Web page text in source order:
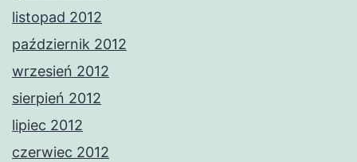
listopad 2012
październik 2012
wrzesień 2012
sierpień 2012
lipiec 2012
czerwiec 2012